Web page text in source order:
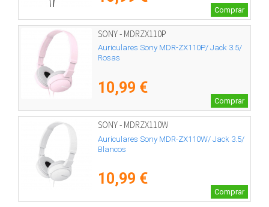
Comprar
SONY - MDRZX110P
Auriculares Sony MDR-ZX110P/ Jack 3.5/
Rosas
10,99 €
Comprar
SONY - MDRZX110W
Auriculares Sony MDR-ZX110W/ Jack 3.5/
Blancos
10,99 €
Comprar